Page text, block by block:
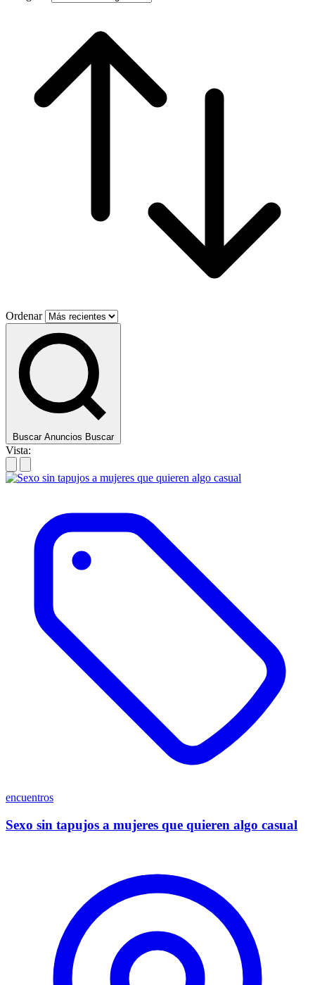
Ordenar
Buscar Anuncios Buscar
Vista:
encuentros
Sexo sin tapujos a mujeres que quieren algo casual